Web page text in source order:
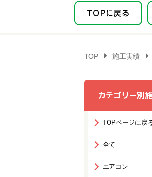
TOP 施工実績
カテゴリー別
TOPページに戻
全て
エアコン